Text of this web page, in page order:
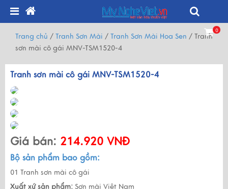
0
Trang chủ / Tranh Sơn Mài / Tranh Sơn Mài Hoa Sen / Tranh
sơn mài cô gái MNV-TSM1520-4
Tranh sơn mài cô gái MNV-TSM1520-4
Giá bán: 214.920 VNĐ
Bộ sản phẩm bao gồm:
01 Tranh sơn mài cô gái
Xuất xứ sản phẩm: Sơn mài Việt Nam